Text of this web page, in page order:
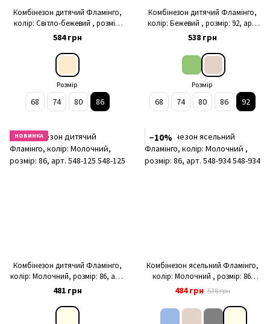
Комбінезон дитячий Фламінго,
колір: Світло-бежевий , розмір:
86, арт. 315-121
584 грн
Розмір
68 74 80 86
Комбінезон дитячий Фламінго,
колір: Бежевий , розмір: 92, арт.
548-1109
538 грн
Розмір
68 74 80 86 92
НОВИНКА
Комбінезон дитячий Фламінго,
колір: Молочний, розмір: 86, арт.
548-125
481 грн
−10%
Комбінезон ясельний Фламінго,
колір: Молочний , розмір: 86,
арт. 548-934
484 грн 538 грн